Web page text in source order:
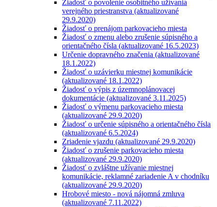
Žiadosť o povolenie osobitného užívania
verejného priestranstva (aktualizované
29.9.2020)
Žiadosť o prenájom parkovacieho miesta
Žiadosť o zmenu alebo zrušenie súpisného a
orientačného čísla (aktualizované 16.5.2023)
Určenie dopravného značenia (aktualizované
18.1.2022)
Žiadosť o uzávierku miestnej komunikácie
(aktualizované 18.1.2022)
Žiadosť o výpis z územnoplánovacej
dokumentácie (aktualizované 3.11.2025)
Žiadosť o výmenu parkovacieho miesta
(aktualizované 29.9.2020)
Žiadosť o určenie súpisného a orientačného čísla
(aktualizované 6.5.2024)
Zriadenie vjazdu (aktualizované 29.9.2020)
Žiadosť o zrušenie parkovacieho miesta
(aktualizované 29.9.2020)
Žiadosť o zvláštne užívanie miestnej
komunikácie, reklamné zariadenie A v chodníku
(aktualizované 29.9.2020)
Hrobové miesto - nová nájomná zmluva
(aktualizované 7.11.2022)